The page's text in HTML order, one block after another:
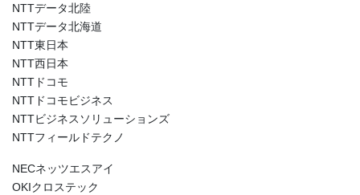
NTTデータ北陸
NTTデータ北海道
NTT東日本
NTT西日本
NTTドコモ
NTTドコモビジネス
NTTビジネスソリューションズ
NTTフィールドテクノ
NECネッツエスアイ
OKIクロステック